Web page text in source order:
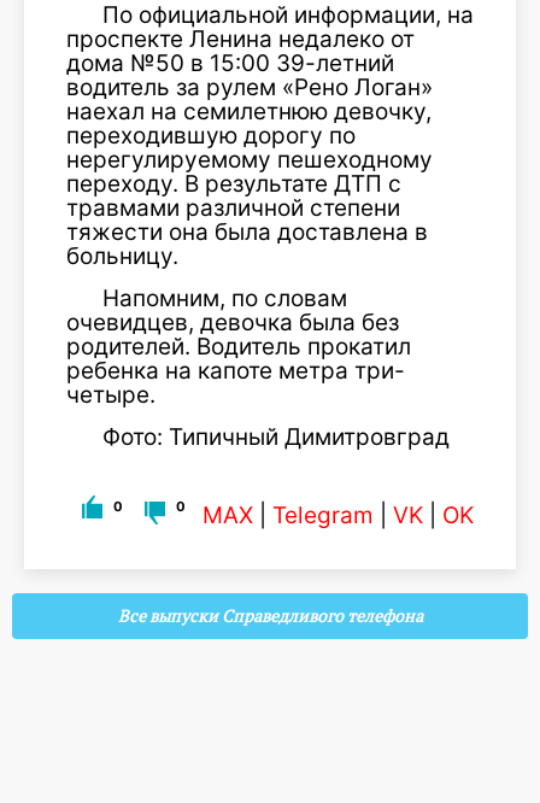
По официальной информации, на
проспекте Ленина недалеко от
дома №50 в 15:00 39-летний
водитель за рулем «Рено Логан»
наехал на семилетнюю девочку,
переходившую дорогу по
нерегулируемому пешеходному
переходу. В результате ДТП с
травмами различной степени
тяжести она была доставлена в
больницу.
Напомним, по словам
очевидцев, девочка была без
родителей. Водитель прокатил
ребенка на капоте метра три-
четыре.
Фото: Типичный Димитровград
0 0 MAX Telegram VK OK
Все выпуски Справедливого телефона